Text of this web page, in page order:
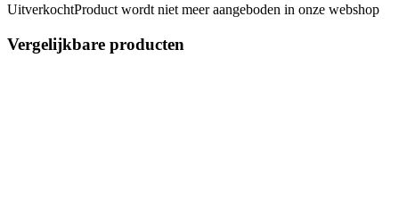
UitverkochtProduct wordt niet meer aangeboden in onze webshop
Vergelijkbare producten